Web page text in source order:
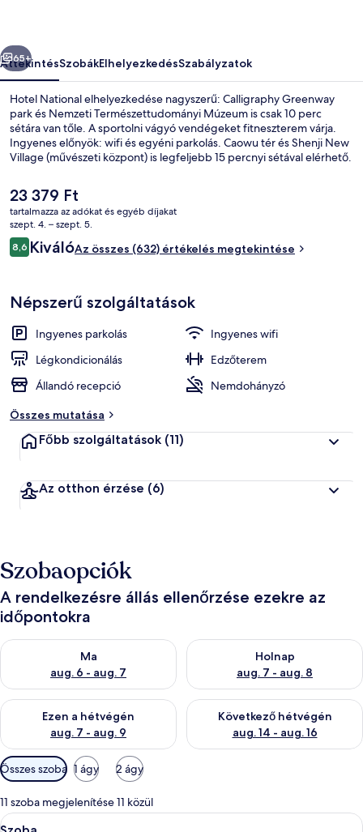
Következő
65+
ÁttekintésSzobákElhelyezkedésSzabályzatok
Hotel National elhelyezkedése nagyszerű: Calligraphy Greenway
park és Nemzeti Természettudományi Múzeum is csak 10 perc
sétára van tőle. A sportolni vágyó vendégeket fitneszterem várja.
Ingyenes előnyök: wifi és egyéni parkolás. Caowu tér és Shenji New
Village (művészeti központ) is legfeljebb 15 percnyi sétával elérhető.
személyzet és a szálláshely általános állapota.
A
jelenlegi
ár
23 379 Ft
23 379 Ft
tartalmazza az adókat és egyéb díjakat
szept. 4. – szept. 5.
Értékelések
8,68,6 ennyiből: 10
KiválóAz összes (632) értékelés megtekintése
Népszerű szolgáltatások
Ingyenes parkolás
Ingyenes wifi
Légkondicionálás
Edzőterem
Állandó recepció
Nemdohányzó
Összes mutatása
Főbb szolgáltatások (11)
Az otthon érzése (6)
Szobaopciók
A rendelkezésre állás ellenőrzése ezekre az
időpontokra
Ma
aug. 6 - aug. 7
A ma esti rendelkezésre állás ellenőrzése: aug. 6 - aug. 7
Holnap
aug. 7 - aug. 8
A holnapi rendelkezésre állás
Ezen a hétvégén
aug. 7 - aug. 9
A mostani hétvégi rendelkezésre állás ellenőrzése: aug. 7 -
Következő hétvégén
aug. 14 - aug. 16
A következő hétvégi
Szobákhoz
rendelkezésre
álló
szűrők
Összes szoba 1 ágy 2 ágy
11 szoba megjelenítése 11 közül
A
Egy szállodai szoba, amelyben egy
3